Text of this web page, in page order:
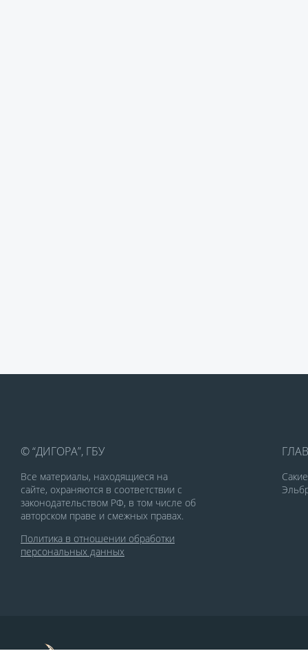
© “ДИГОРА”, ГБУ
Все материалы, находящиеся на
сайте, охраняются в соответствии с
законодательством РФ, в том числе об
авторском праве и смежных правах.
Политика в отношении обработки
персональных данных